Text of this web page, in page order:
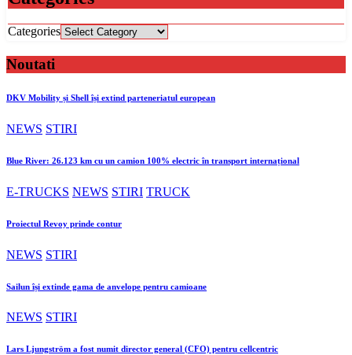
Categories
Noutati
DKV Mobility și Shell își extind parteneriatul european
NEWS STIRI
Blue River: 26.123 km cu un camion 100% electric în transport internațional
E-TRUCKS NEWS STIRI TRUCK
Proiectul Revoy prinde contur
NEWS STIRI
Sailun își extinde gama de anvelope pentru camioane
NEWS STIRI
Lars Ljungström a fost numit director general (CFO) pentru cellcentric